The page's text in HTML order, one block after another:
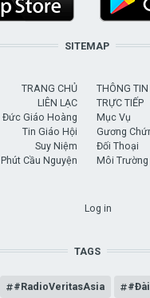
SITEMAP
TRANG CHỦ
LIÊN LẠC
Đức Giáo Hoàng
Tin Giáo Hội
Suy Niệm
Phút Cầu Nguyện
THÔNG TIN
TRỰC TIẾP
Mục Vụ
Gương
Đối Thoại
Môi Trường
Log in
TAGS
#RadioVeritasAsia